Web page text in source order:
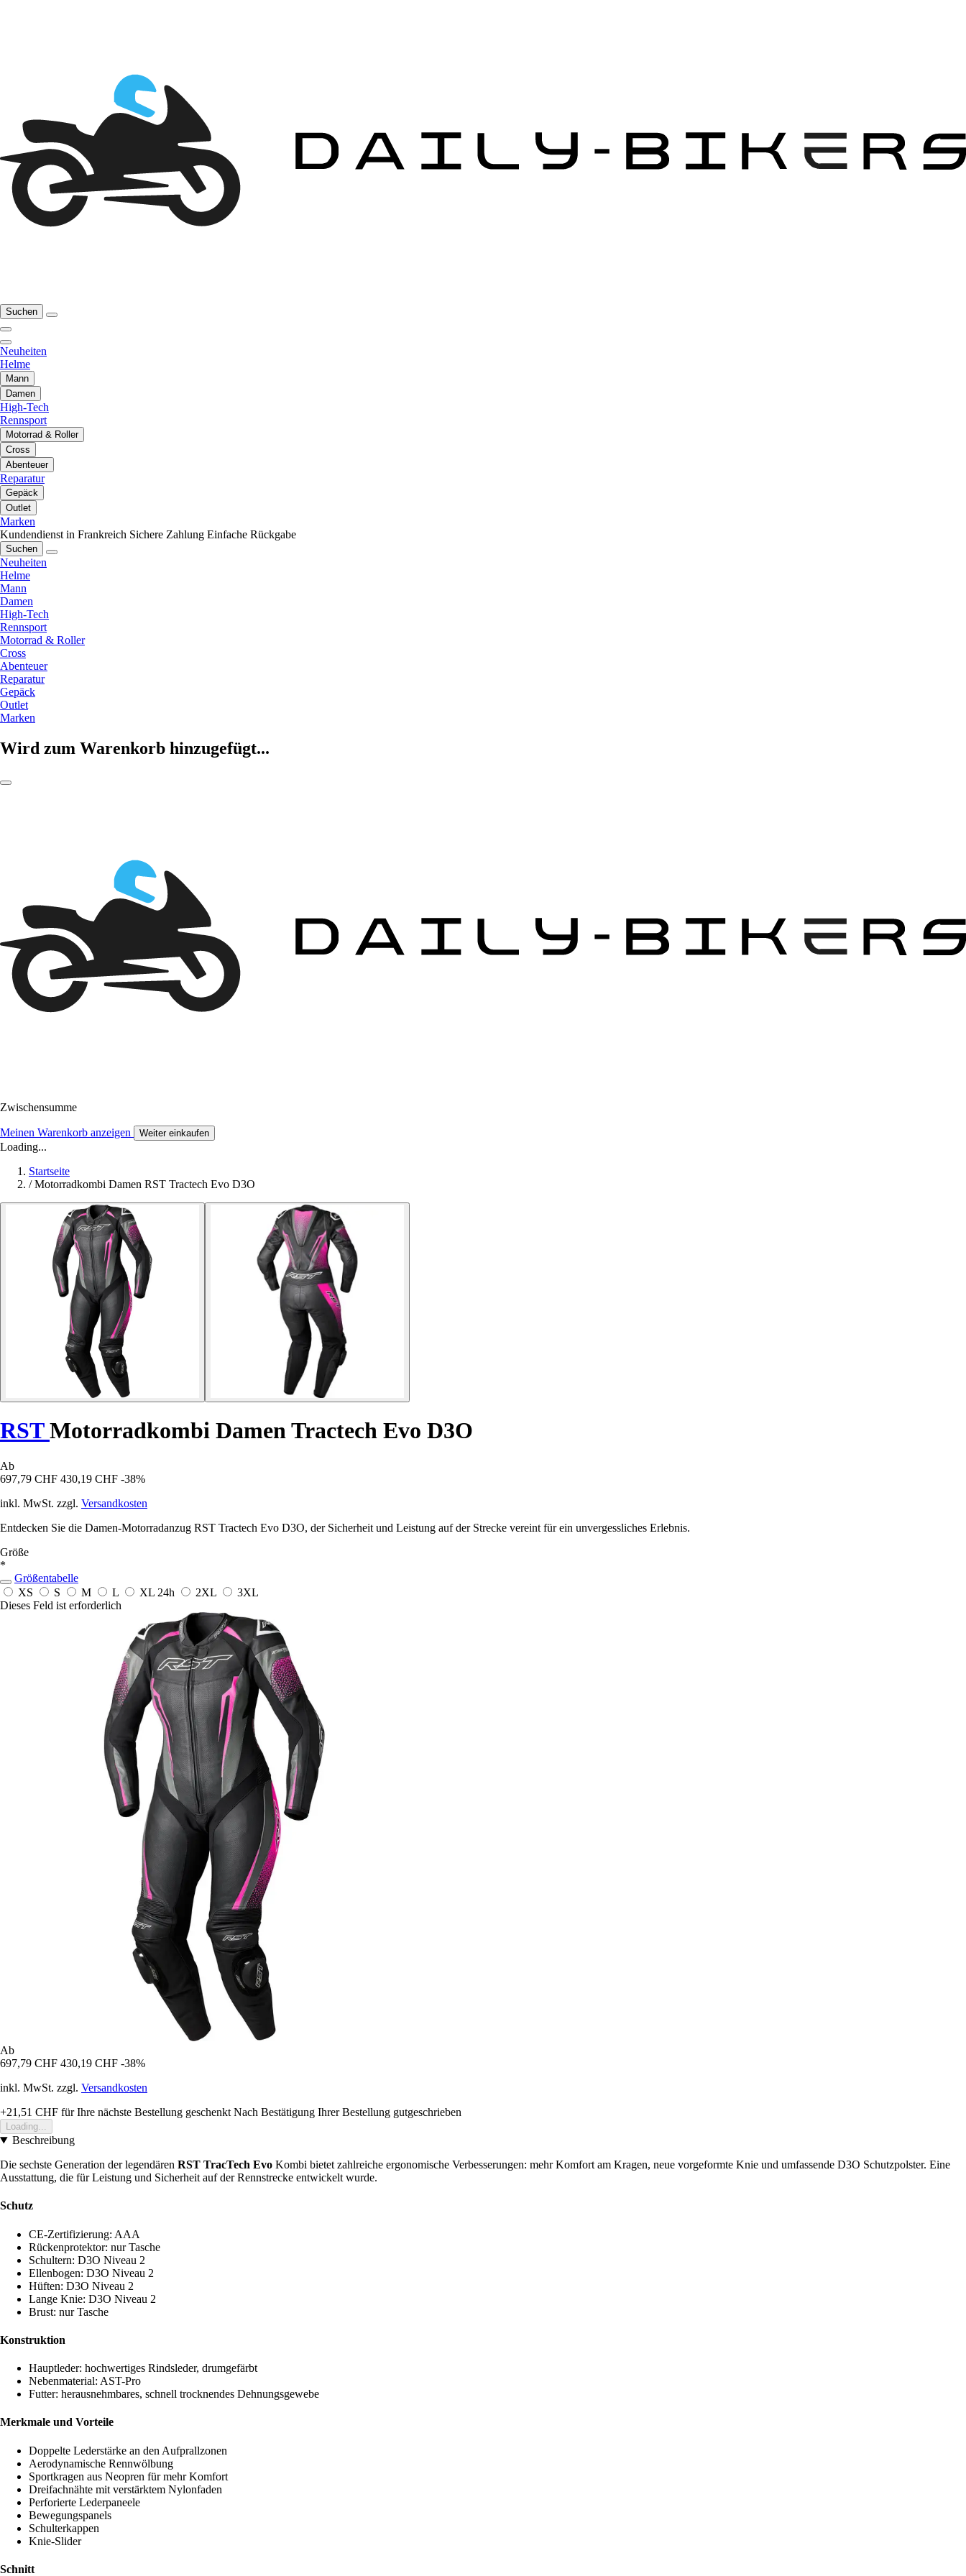
Suchen
Neuheiten
Helme
Mann
Damen
High-Tech
Rennsport
Motorrad & Roller
Cross
Abenteuer
Reparatur
Gepäck
Outlet
Marken
Kundendienst in Frankreich Sichere Zahlung Einfache Rückgabe
Suchen
Neuheiten
Helme
Mann
Damen
High-Tech
Rennsport
Motorrad & Roller
Cross
Abenteuer
Reparatur
Gepäck
Outlet
Marken
Wird zum Warenkorb hinzugefügt...
Zwischensumme
Meinen Warenkorb anzeigen Weiter einkaufen
Loading...
Startseite
/ Motorradkombi Damen RST Tractech Evo D3O
RSTMotorradkombi Damen Tractech Evo D3O
Ab
697,79 CHF 430,19 CHF -38%
inkl. MwSt. zzgl. Versandkosten
Entdecken Sie die Damen-Motorradanzug RST Tractech Evo D3O, der Sicherheit und Leistung auf der Strecke vereint für ein unvergessliches Erlebnis.
Größe
*
Größentabelle
XS
S M L XL 24h 2XL
3XL
Dieses Feld ist erforderlich
Ab
697,79 CHF 430,19 CHF -38%
inkl. MwSt. zzgl. Versandkosten
+21,51 CHF für Ihre nächste Bestellung geschenkt Nach Bestätigung Ihrer Bestellung gutgeschrieben
Loading...
Beschreibung
Die sechste Generation der legendären RST TracTech Evo Kombi bietet zahlreiche ergonomische Verbesserungen: mehr Komfort am Kragen, neue vorgeformte Knie und umfassende D3O Schutzpolster. Eine
Ausstattung, die für Leistung und Sicherheit auf der Rennstrecke entwickelt wurde.
Schutz
CE-Zertifizierung: AAA
Rückenprotektor: nur Tasche
Schultern: D3O Niveau 2
Ellenbogen: D3O Niveau 2
Hüften: D3O Niveau 2
Lange Knie: D3O Niveau 2
Brust: nur Tasche
Konstruktion
Hauptleder: hochwertiges Rindsleder, drumgefärbt
Nebenmaterial: AST-Pro
Futter: herausnehmbares, schnell trocknendes Dehnungsgewebe
Merkmale und Vorteile
Doppelte Lederstärke an den Aufprallzonen
Aerodynamische Rennwölbung
Sportkragen aus Neopren für mehr Komfort
Dreifachnähte mit verstärktem Nylonfaden
Perforierte Lederpaneele
Bewegungspanels
Schulterkappen
Knie-Slider
Schnitt